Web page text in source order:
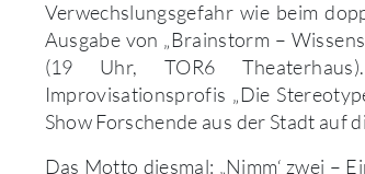
Verwechslungsgefahr wie beim
Ausgabe von „Brainstorm –
(19 Uhr, TOR6
Improvisationsprofis „Die
Show Forschende aus der Stadt auf
Das Motto diesmal: „Nimm‘ zwei –